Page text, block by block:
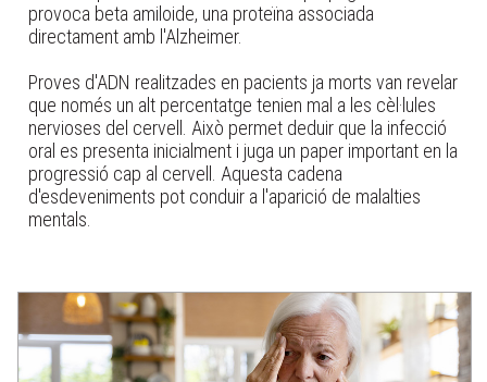
provoca beta amiloide, una proteïna associada
directament amb l'Alzheimer.
Proves d'ADN realitzades en pacients ja morts van revelar
que només un alt percentatge tenien mal a les cèl·lules
nervioses del cervell. Això permet deduir que la infecció
oral es presenta inicialment i juga un paper important en la
progressió cap al cervell. Aquesta cadena
d'esdeveniments pot conduir a l'aparició de malalties
mentals.